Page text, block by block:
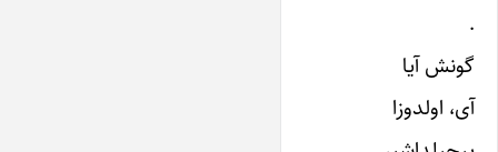
گونش آیا
آی، اولدوزا